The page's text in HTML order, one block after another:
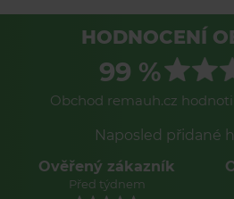
HODNOCENÍ
99 %
Obchod remauh.cz
Naposled přidané
Ověřený zákazník
Před týdnem